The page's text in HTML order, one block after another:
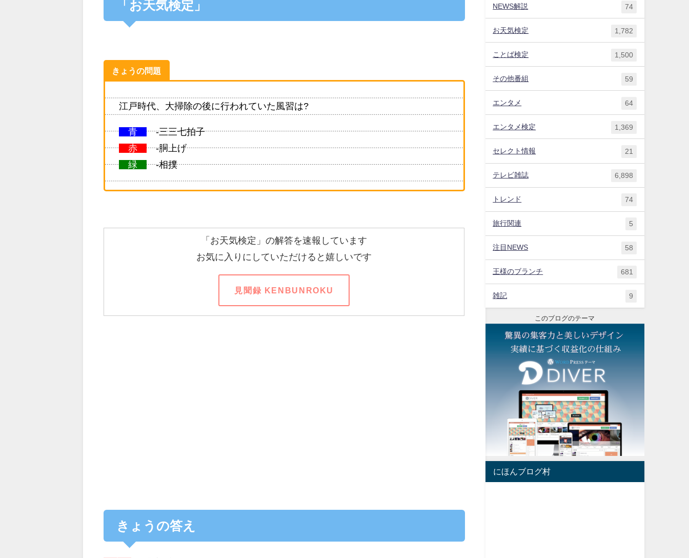
「お天気検定」
きょうの問題
江戸時代、大掃除の後に行われていた風習は?
青
-三三七拍子
赤
-胴上げ
緑
-相撲
「お天気検定」の解答を速報しています
お気に入りにしていただけると嬉しいです
見聞録 KENBUNROKU
きょうの答え
NEWS解説 74
お天気検定 1,782
ことば検定 1,500
その他番組 59
エンタメ 64
エンタメ検定 1,369
セレクト情報 21
テレビ雑誌 6,898
トレンド 74
旅行関連 5
注目NEWS 58
王様のブランチ 681
雑記 9
このブログのテーマ
にほんブログ村